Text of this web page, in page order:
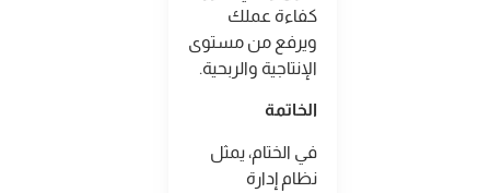
كفاءة عملك
ويرفع من مستوى
الإنتاجية والربحية.
الخاتمة
في الختام، يمثل
نظام إدارة